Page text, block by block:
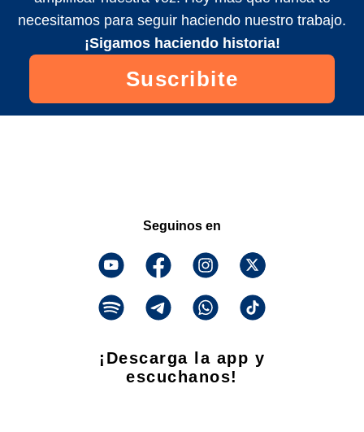
necesitamos para seguir haciendo nuestro trabajo.
¡Sigamos haciendo historia!
Suscribite
Seguinos en
¡Descarga la app y
escuchanos!